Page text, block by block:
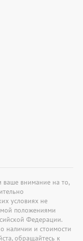
внимание на то,
условиях не
положениями
Федерации.
наличии и стоимости
обращайтесь к